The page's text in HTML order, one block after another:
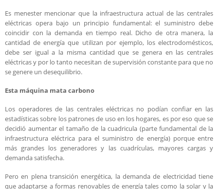
Es menester mencionar que la infraestructura actual de las centrales
eléctricas opera bajo un principio fundamental: el suministro debe
coincidir con la demanda en tiempo real. Dicho de otra manera, la
cantidad de energía que utilizan por ejemplo, los electrodomésticos,
debe ser igual a la misma cantidad que se genera en las centrales
eléctricas y por lo tanto necesitan de supervisión constante para que no
se genere un desequilibrio.
Esta máquina mata carbono
Los operadores de las centrales eléctricas no podían confiar en las
estadísticas sobre los patrones de uso en los hogares, es por eso que se
decidió aumentar el tamaño de la cuadricula (parte fundamental de la
infraestructura eléctrica para el suministro de energía) porque entre
más grandes los generadores y las cuadrículas, mayores cargas y
demanda satisfecha.
Pero en plena transición energética, la demanda de electricidad tiene
que adaptarse a formas renovables de energía tales como la solar y la